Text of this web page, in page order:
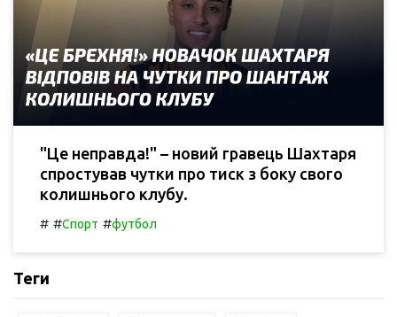
"Це неправда!" – новий гравець Шахтаря
спростував чутки про тиск з боку свого
колишнього клубу.
# #Спорт #футбол
Теги